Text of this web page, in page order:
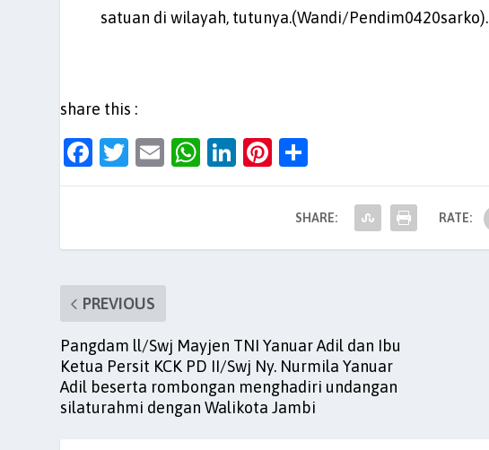
satuan di wilayah, tutunya.(Wandi/Pendim0420sarko).
share this :
F
a
o
o
k
T
w
E
m
W
h
Li
n
Pi
nt
er
h
ar
SHARE: RATE:
PREVIOUS
Pangdam ll/Swj Mayjen TNI Yanuar Adil dan Ibu
Ketua Persit KCK PD II/Swj Ny. Nurmila Yanuar
Adil beserta rombongan menghadiri undangan
silaturahmi dengan Walikota Jambi